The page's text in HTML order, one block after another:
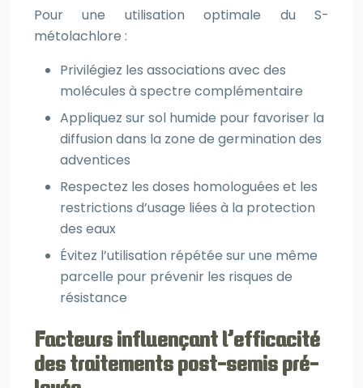
Pour une utilisation optimale du S-
métolachlore :
Privilégiez les associations avec des
molécules à spectre complémentaire
Appliquez sur sol humide pour favoriser la
diffusion dans la zone de germination des
adventices
Respectez les doses homologuées et les
restrictions d’usage liées à la protection
des eaux
Évitez l’utilisation répétée sur une même
parcelle pour prévenir les risques de
résistance
Facteurs influençant l’efficacité
des traitements post-semis pré-